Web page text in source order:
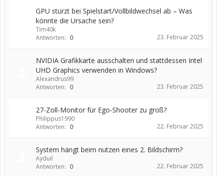
GPU stürzt bei Spielstart/Vollbildwechsel ab – Was
könnte die Ursache sein?
Tim40k
Antworten: 0 23. Februar 2025
NVIDIA Grafikkarte ausschalten und stattdessen Intel
UHD Graphics verwenden in Windows?
Alexandrus99
Antworten: 0 23. Februar 2025
27-Zoll-Monitor für Ego-Shooter zu groß?
Philippus1990
Antworten: 0 22. Februar 2025
System hängt beim nutzen eines 2. Bildschirm?
Ayduil
Antworten: 0 22. Februar 2025